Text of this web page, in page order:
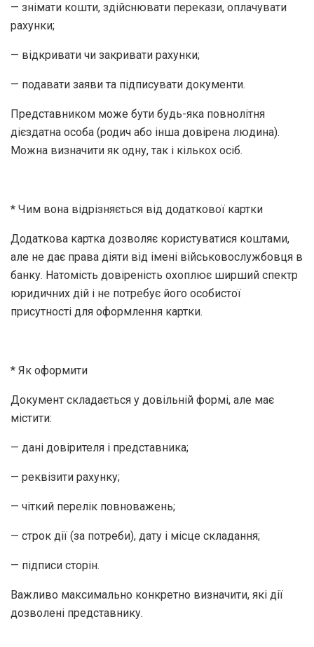
— знімати кошти, здійснювати перекази, оплачувати
рахунки;
— відкривати чи закривати рахунки;
— подавати заяви та підписувати документи.
Представником може бути будь-яка повнолітня
дієздатна особа (родич або інша довірена людина).
Можна визначити як одну, так і кількох осіб.
* Чим вона відрізняється від додаткової картки
Додаткова картка дозволяє користуватися коштами,
але не дає права діяти від імені військовослужбовця в
банку. Натомість довіреність охоплює ширший спектр
юридичних дій і не потребує його особистої
присутності для оформлення картки.
* Як оформити
Документ складається у довільній формі, але має
містити:
— дані довірителя і представника;
— реквізити рахунку;
— чіткий перелік повноважень;
— строк дії (за потреби), дату і місце складання;
— підписи сторін.
Важливо максимально конкретно визначити, які дії
дозволені представнику.